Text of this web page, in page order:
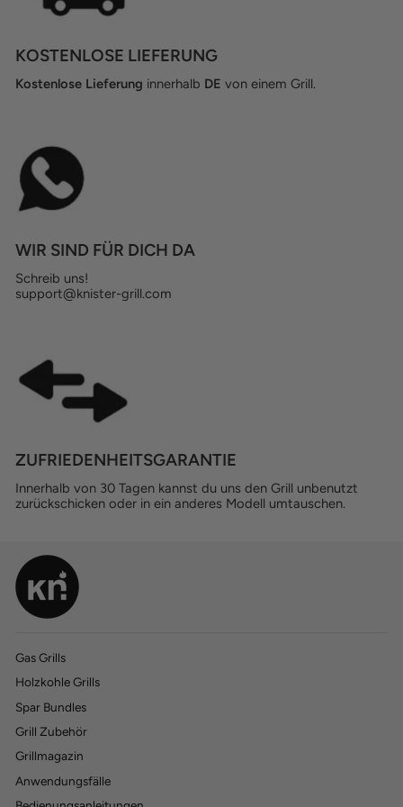
KOSTENLOSE LIEFERUNG
Kostenlose Lieferung innerhalb DE von einem Grill.
WIR SIND FÜR DICH DA
Schreib uns!
support@knister-grill.com
ZUFRIEDENHEITSGARANTIE
Innerhalb von 30 Tagen kannst du uns den Grill unbenutzt
zurückschicken oder in ein anderes Modell umtauschen.
Gas Grills
Holzkohle Grills
Spar Bundles
Grill Zubehör
Grillmagazin
Anwendungsfälle
770 Bewertungen
770 Bewertungen